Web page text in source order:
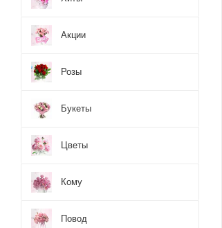
Акции
Розы
Букеты
Цветы
Кому
Повод